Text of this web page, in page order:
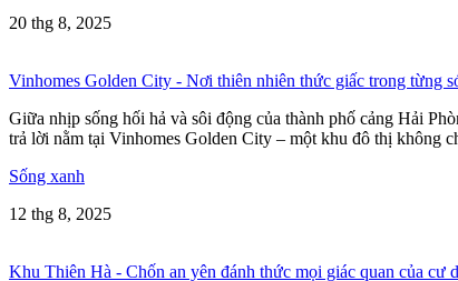
20 thg 8, 2025
Vinhomes Golden City - Nơi thiên nhiên thức giấc trong từng
Giữa nhịp sống hối hả và sôi động của thành phố cảng Hải
trả lời nằm tại Vinhomes Golden City – một khu đô thị không
Sống xanh
12 thg 8, 2025
Khu Thiên Hà - Chốn an yên đánh thức mọi giác quan của cư